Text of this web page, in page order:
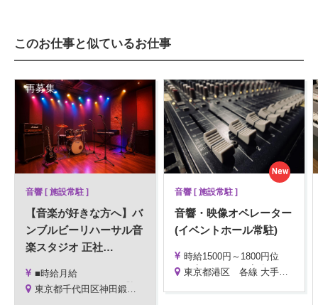
このお仕事と似ているお仕事
音響 [ 施設常駐 ]
【音楽が好きな方へ】バ
ンブルビーリハーサル音
楽スタジオ 正社…
■時給月給
1,500円～1,600円 ※経験により応相談
東京都千代田区神田鍛冶町3-5-2 KDX鍛冶町ビルB1
再募集
音響 [ 施設常駐 ]
音響・映像オペレーター
(イベントホール常駐)
時給1500円～1800円位
※目安としては、実務経験2年位で時給1600円
※残業手当→時給25%UP ※深夜手当→時給25％UP
東京都港区 各線 大手町駅 徒歩2分
New